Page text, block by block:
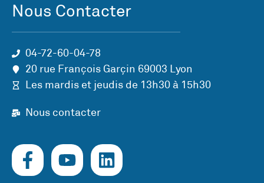
Nous Contacter
04-72-60-04-78
20 rue François Garçin 69003 Lyon
Les mardis et jeudis de 13h30 à 15h30
Nous contacter